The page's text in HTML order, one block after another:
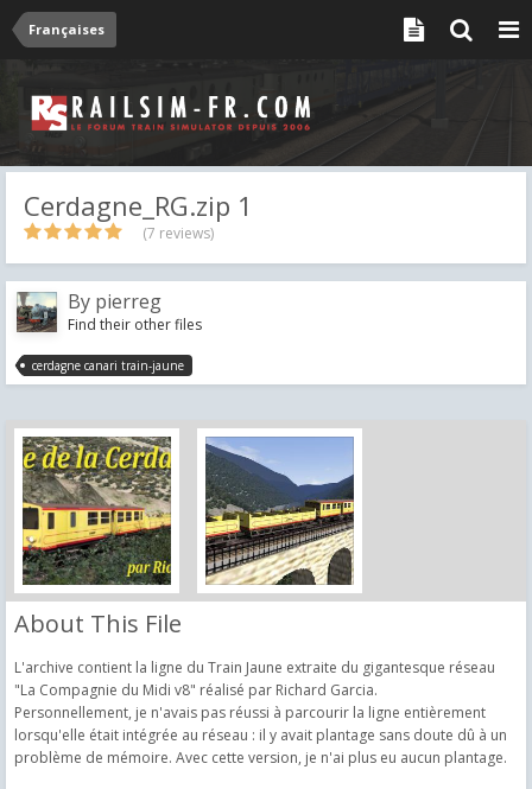
Françaises
Cerdagne_RG.zip 1
(7 reviews)
By pierreg
Find their other files
cerdagne canari train-jaune
About This File
L'archive contient la ligne du Train Jaune extraite du gigantesque réseau
"La Compagnie du Midi v8" réalisé par Richard Garcia.
Personnellement, je n'avais pas réussi à parcourir la ligne entièrement
lorsqu'elle était intégrée au réseau : il y avait plantage sans doute dû à un
problème de mémoire. Avec cette version, je n'ai plus eu aucun plantage.